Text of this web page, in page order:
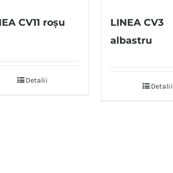
CV11 roșu
Detalii
LINEA CV3
albastru
Detalii